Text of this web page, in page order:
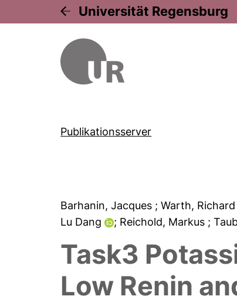
Universität Regensburg
Publikationsserver
Barhanin, Jacques ; Warth, Richard
Lu Dang
; Reichold, Markus ;
Task3
Low Renin